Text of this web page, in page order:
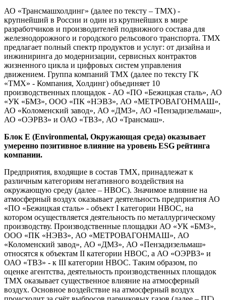
АО «Трансмашхолдинг» (далее по тексту – ТМХ) -
крупнейший в России и один из крупнейших в мире
разработчиков и производителей подвижного состава для
железнодорожного и городского рельсового транспорта. ТМХ
предлагает полный спектр продуктов и услуг: от дизайна и
инжиниринга до модернизации, сервисных контрактов
жизненного цикла и цифровых систем управления
движением. Группа компаний ТМХ (далее по тексту ГК
«ТМХ» - Компания, Холдинг) объединяет 10
производственных площадок - АО «ПО «Бежицкая сталь», АО
«УК «БМЗ», ООО «ПК «НЭВЗ», АО «МЕТРОВАГОНМАШ»,
АО «Коломенский завод», АО «ДМЗ», АО «Пензадизельмаш»,
АО «ОЭРВЗ» и ОАО «ТВЗ», АО «Трансмаш».
Блок E (Environmental, Окружающая среда) оказывает
умеренно позитивное влияние на уровень ESG рейтинга
компании.
Предприятия, входящие в состав ТМХ, принадлежат к
различным категориям негативного воздействия на
окружающую среду (далее – НВОС). Значимое влияние на
атмосферный воздух оказывает деятельность предприятия АО
«ПО «Бежицкая сталь» - объект I категории НВОС, на
котором осуществляется деятельность по металлургическому
производству. Производственные площадки АО «УК «БМЗ»,
ООО «ПК «НЭВЗ», АО «МЕТРОВАГОНМАШ», АО
«Коломенский завод», АО «ДМЗ», АО «Пензадизельмаш»
относятся к объектам II категории НВОС, а АО «ОЭРВЗ» и
ОАО «ТВЗ» - к III категории НВОС. Таким образом, по
оценке агентства, деятельность производственных площадок
ТМХ оказывает существенное влияние на атмосферный
воздух. Основное воздействие на атмосферный воздух